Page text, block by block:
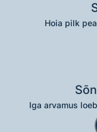
Hoia pilk
Iga arvamus